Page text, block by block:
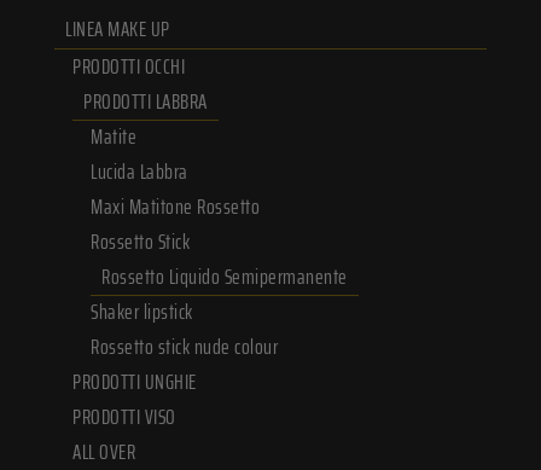
LINEA MAKE UP
PRODOTTI OCCHI
PRODOTTI LABBRA
Matite
Lucida Labbra
Maxi Matitone Rossetto
Rossetto Stick
Rossetto Liquido Semipermanente
Shaker lipstick
Rossetto stick nude colour
PRODOTTI UNGHIE
PRODOTTI VISO
ALL OVER